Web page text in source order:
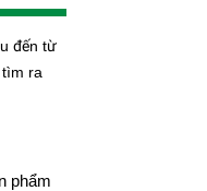
đến từ
ra
phẩm